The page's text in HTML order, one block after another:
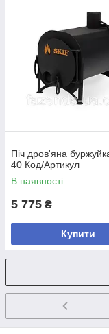
Піч дров'яна
40 Код/Артикул
В наявності
5 775 ₴
Купити